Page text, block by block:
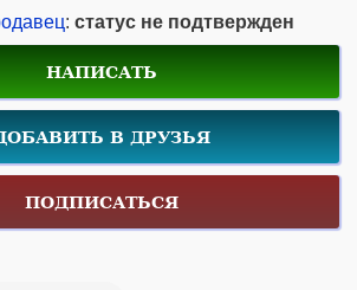
: статус не подтвержден
НАПИСАТЬ
В ДРУЗЬЯ
ПОДПИСАТЬСЯ